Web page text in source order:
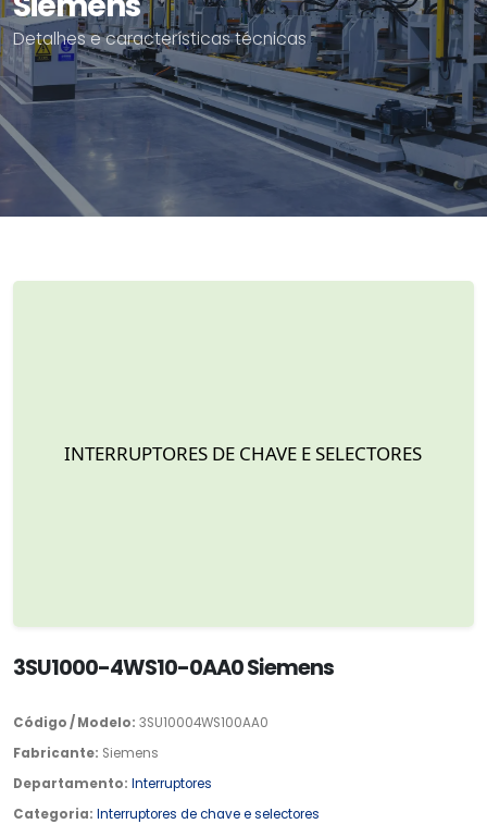
Detalhes e características técnicas
3SU1000-4WS10-0AA0 Siemens
Código / Modelo: 3SU10004WS100AA0
Fabricante: Siemens
Departamento: Interruptores
Categoria: Interruptores de chave e selectores